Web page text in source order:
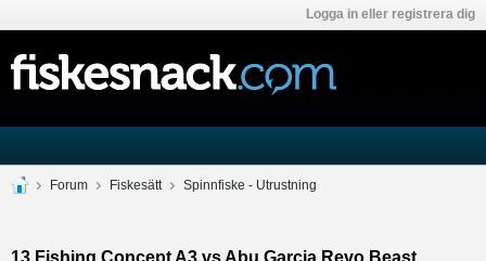
Logga in eller registrera dig
Forum Fiskesätt Spinnfiske - Utrustning
13 Fishing Concept A3 vs Abu Garcia Revo Beast